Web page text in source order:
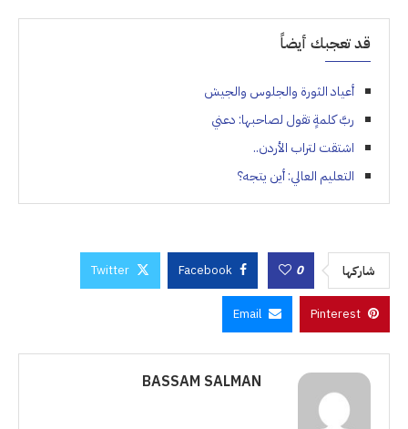
قد تعجبك أيضاً
أعياد الثورة والجلوس والجيش
ربَّ كلمةٍ تقول لصاحبها: دعني
اشتقت لتراب الأردن..
التعليم العالي: أين يتجه؟
شاركها 0
Facebook
Twitter
Pinterest
Email
BASSAM SALMAN